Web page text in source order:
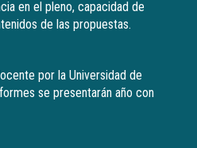
en el pleno, capacidad de
de las propuestas.
por la Universidad de
se presentarán año con